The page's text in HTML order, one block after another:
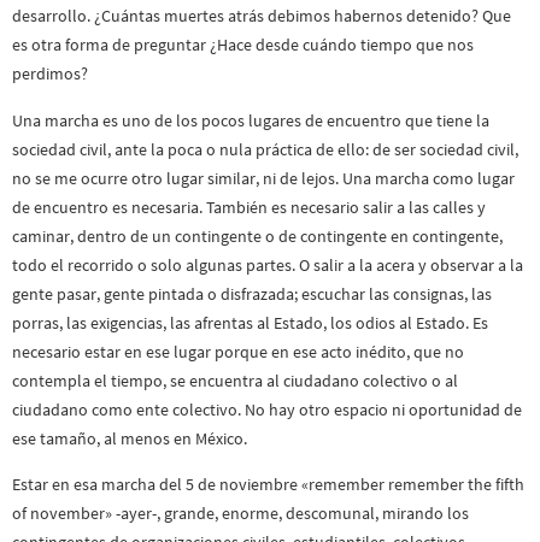
desarrollo. ¿Cuántas muertes atrás debimos habernos detenido? Que
es otra forma de preguntar ¿Hace desde cuándo tiempo que nos
perdimos?
Una marcha es uno de los pocos lugares de encuentro que tiene la
sociedad civil, ante la poca o nula práctica de ello: de ser sociedad civil,
no se me ocurre otro lugar similar, ni de lejos. Una marcha como lugar
de encuentro es necesaria. También es necesario salir a las calles y
caminar, dentro de un contingente o de contingente en contingente,
todo el recorrido o solo algunas partes. O salir a la acera y observar a la
gente pasar, gente pintada o disfrazada; escuchar las consignas, las
porras, las exigencias, las afrentas al Estado, los odios al Estado. Es
necesario estar en ese lugar porque en ese acto inédito, que no
contempla el tiempo, se encuentra al ciudadano colectivo o al
ciudadano como ente colectivo. No hay otro espacio ni oportunidad de
ese tamaño, al menos en México.
Estar en esa marcha del 5 de noviembre «remember remember the fifth
of november» -ayer-, grande, enorme, descomunal, mirando los